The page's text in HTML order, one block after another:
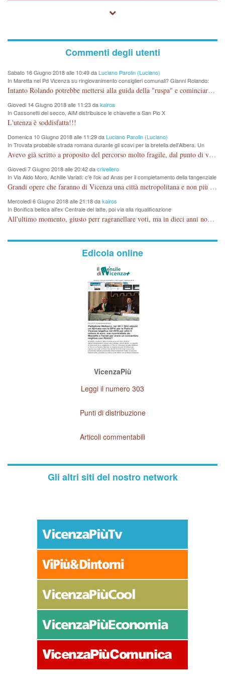
Commenti degli utenti
Sabato 16 Giugno 2018 alle 10:49 daLuciano Parolin (Luciano)
In Maretta nel Pd Vicenza su ringiovanimento consiglieri comunali? Gianni Rolando:
"non mi dimetto". Angelo Tonello: "va bene così"
Intanto Rolando potrebbe mettersi alla guida della "ruspa" e cominciare a scavare l'acqua alle Maddalene, con tanti Auguri di Acque Vicentine, magari deviando il percorso della Bretella. Amen.
Giovedi 14 Giugno 2018 alle 11:23 dakairos
In Cassonetti del secco, AIM distribuisce le chiavette a San Pio X
L'utenza è soddisfatta!!!
Domenica 10 Giugno 2018 alle 11:29 daLuciano Parolin (Luciano)
In Trovata probabile strada romana durante gli scavi per la bretella dell'Albera. Un
nuovo stop?
Avevo già scritto a proposito del percorso molto fragile, dal punto di vista archeologico. La zona è sicuramente ricca di testimonianze religiose, con insediamenti abitativi, vedi l'acquedotto romano di Lobbia. Spero, che risorgive della Seriola, non subiscano danni.
Giovedi 7 Giugno 2018 alle 20:42 dacrivellero
In Via Aldo Moro, Achille Variati: c'è l'ok ad Anas per il completamento della tangenziale
Grandi opere che faranno di Vicenza una città metropolitana e non più provinciale soffocata dal rumore dal traffico e smog concentrato in 6 vie cittadine. complimenti
Mercoledi 6 Giugno 2018 alle 21:18 dakairos
In Bonifica bellica all'ex Centrale del latte, poi via alla riqualificazione
All'ultimo momento, giusto perr ragranellare voti, ma in dieci anni non si poteva fare prima?
Edicola online
VicenzaPiù
Leggi il numero 303
Punti di distribuzione
Articoli commentabili
Gli altri siti del nostro network